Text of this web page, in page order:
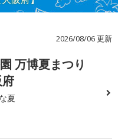
2026/08/06 更新
万博夏まつり
夏